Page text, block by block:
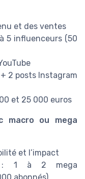
et des ventes
5 influenceurs (50
2 posts Instagram
et 25 000 euros
macro ou mega
et l’impact
: 1 à 2 mega
abonnés)